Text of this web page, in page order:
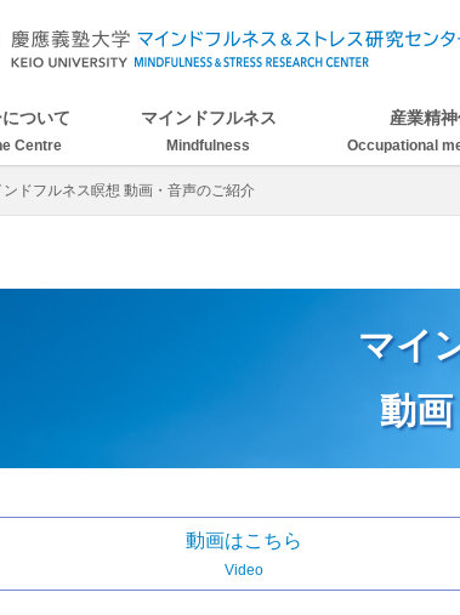
ついて
Centre
マインドフルネス
Mindfulness
産業精
Occupational
ンドフルネス瞑想 動画・音声のご紹介
マイ
動
動画はこちら
Video